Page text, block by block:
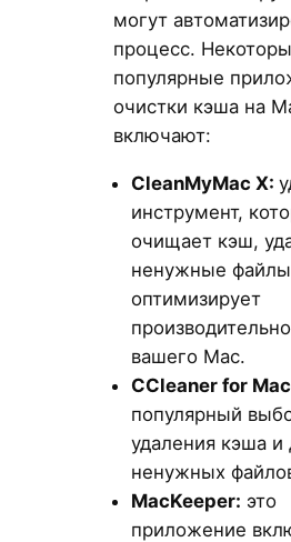
могут
процесс.
популярные
очистки кэша на
включают:
CleanMyMac X:
инструмент,
очищает кэш,
ненужные
оптимизирует
вашего Mac.
CCleanerforMac
популярный
удаления кэша и
ненужных
MacKeeper: это
приложение